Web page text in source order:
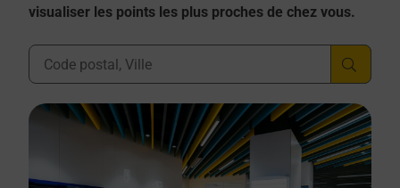
visualiser les points les plus proches de chez vous.
Ville, Département, Code Postal